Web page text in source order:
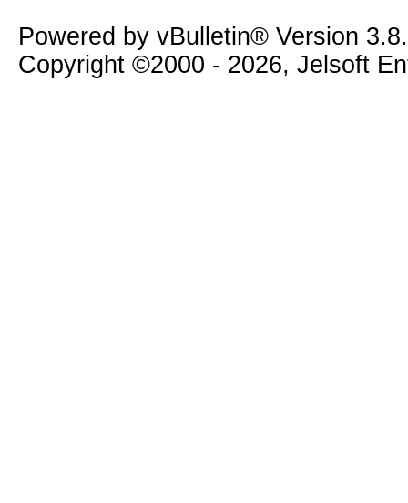
Powered by vBulletin® Version
Copyright ©2000 - 2026, Jelsoft